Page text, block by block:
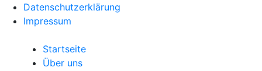
Datenschutzerklärung
Impressum
Startseite
Über uns